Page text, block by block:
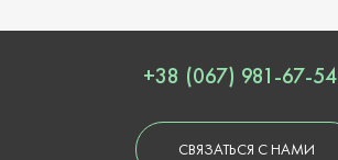
+38 (067) 981-67-54
СВЯЗАТЬСЯ С НАМИ